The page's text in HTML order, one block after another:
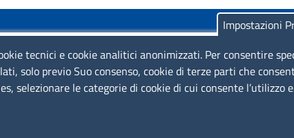
Piazza Sallustio, 21 - 00187 Roma
Impostazioni
tecnici e cookie analitici anonimizzati. Per consentire
solo previo Suo consenso, cookie di terze parti che
selezionare le categorie di cookie di cui consente l’utilizzo